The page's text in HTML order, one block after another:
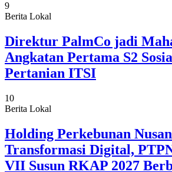
9
Berita Lokal
Direktur PalmCo jadi
Angkatan Pertama S2
Pertanian ITSI
10
Berita Lokal
Holding Perkebunan
Transformasi Digital,
VII Susun RKAP 2027